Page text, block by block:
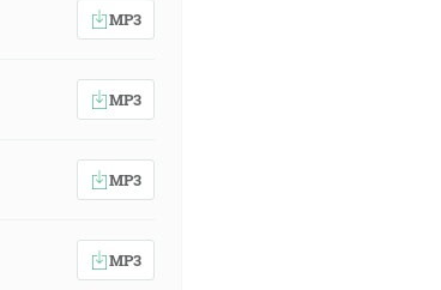
MP3
MP3
MP3
MP3